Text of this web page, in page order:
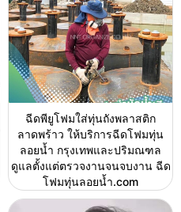
ฉีดพียูโฟมใส่ทุ่นถังพลาสติก
ลาดพร้าว ให้บริการฉีดโฟมทุ่น
ลอยน้ำ กรุงเทพและปริมณฑล
ดูแลตั้งแต่ตรวจงานจนจบงาน ฉีด
โฟมทุ่นลอยน้ำ.com